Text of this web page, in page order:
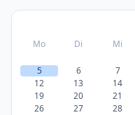
Mo Di Mi
5
6 7
12
13 14
19
20 21
26
27 28